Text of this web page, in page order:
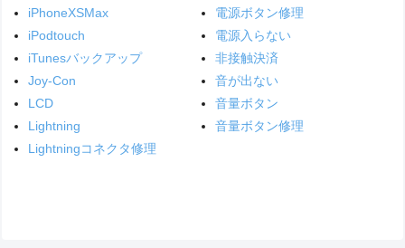
iPhoneXSMax
iPodtouch
iTunesバックアップ
Joy-Con
LCD
Lightning
Lightningコネクタ修理
電源ボタン修理
電源入らない
非接触決済
音が出ない
音量ボタン
音量ボタン修理